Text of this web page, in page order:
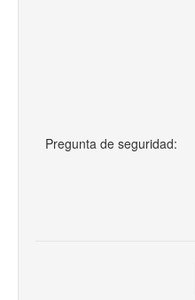
Pregunta de seguridad: